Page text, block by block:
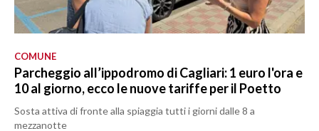
COMUNE
Parcheggio all’ippodromo di Cagliari: 1 euro l'ora e
10 al giorno, ecco le nuove tariffe per il Poetto
Sosta attiva di fronte alla spiaggia tutti i giorni dalle 8 a
mezzanotte